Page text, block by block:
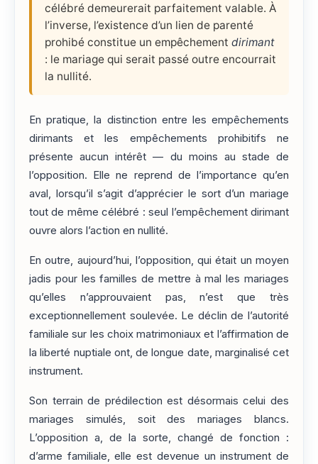
célébré demeurerait parfaitement valable. À
l’inverse, l’existence d’un lien de parenté
prohibé constitue un empêchement dirimant
: le mariage qui serait passé outre encourrait
la nullité.
En pratique, la distinction entre les empêchements
dirimants et les empêchements prohibitifs ne
présente aucun intérêt — du moins au stade de
l’opposition. Elle ne reprend de l’importance qu’en
aval, lorsqu’il s’agit d’apprécier le sort d’un mariage
tout de même célébré : seul l’empêchement dirimant
ouvre alors l’action en nullité.
En outre, aujourd’hui, l’opposition, qui était un moyen
jadis pour les familles de mettre à mal les mariages
qu’elles n’approuvaient pas, n’est que très
exceptionnellement soulevée. Le déclin de l’autorité
familiale sur les choix matrimoniaux et l’affirmation de
la liberté nuptiale ont, de longue date, marginalisé cet
instrument.
Son terrain de prédilection est désormais celui des
mariages simulés, soit des mariages blancs.
L’opposition a, de la sorte, changé de fonction :
d’arme familiale, elle est devenue un instrument de